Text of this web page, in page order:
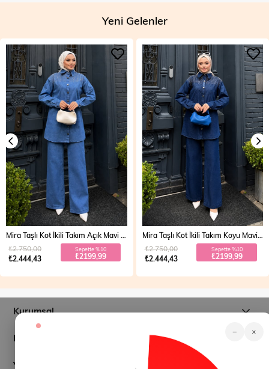
Yeni Gelenler
₺2.444,43
₺2.750,00 Sepette %10
₺2199,99
Mira Taşlı Kot İkili Takım Koyu Mavi 19286
₺2.444,43
₺2.750,00 Sepette %10
₺2199,99
Kurumsal
Müşteri İlişkileri
Yardım
− ×